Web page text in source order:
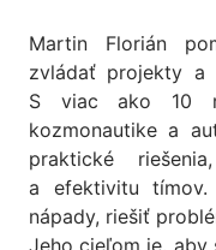
Martin Florián
zvládať projekty a
S viac ako 10
kozmonautike a
praktické
a efektivitu
nápady, riešiť
Jeho cieľom je,